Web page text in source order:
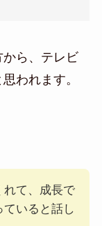
から、テレビ
われます。
れて、成長で
いると話し